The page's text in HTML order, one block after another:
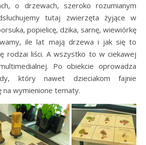
o drzewach, szeroko rozumianym
tutaj zwierzęta żyjące w
popielicę, dzika, sarnę, wiewiórkę
ile lat mają drzewa i jak się to
rodzai liści. A wszystko to w ciekawej
Po obiekcie oprowadza
który nawet dzieciakom fajnie
wymienione tematy.